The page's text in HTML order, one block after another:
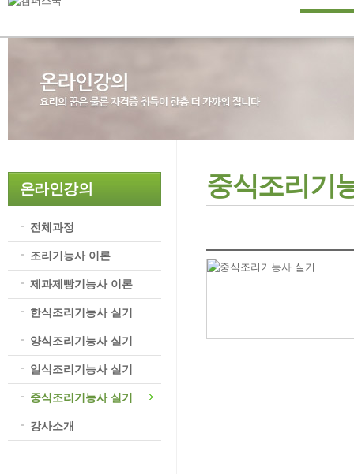
온라인강의
전체과정
조리기능사 이론
제과제빵기능사 이론
한식조리기능사 실기
양식조리기능사 실기
일식조리기능사 실기
중식조리기능사 실기
강사소개
중식조리기